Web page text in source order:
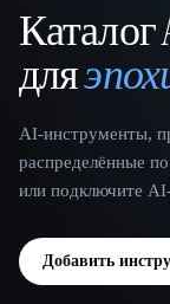
That AI
для
AI-инструменты,
распределённые
или подключите
Добавить